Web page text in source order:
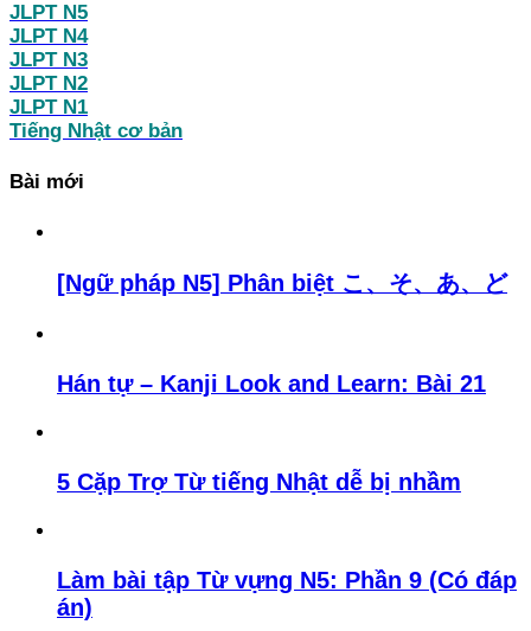
JLPT N5
JLPT N4
JLPT N3
JLPT N2
JLPT N1
Tiếng Nhật cơ bản
Bài mới
[Ngữ pháp N5] Phân biệt こ、そ、あ、ど
Hán tự – Kanji Look and Learn: Bài 21
5 Cặp Trợ Từ tiếng Nhật dễ bị nhầm
Làm bài tập Từ vựng N5: Phần 9 (Có đáp
án)